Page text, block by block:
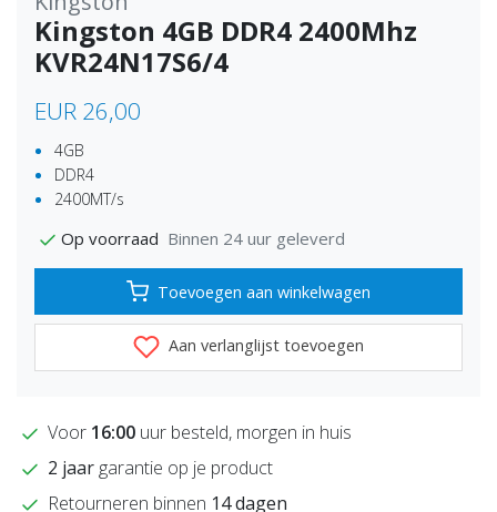
Kingston 4GB DDR4 2400Mhz
KVR24N17S6/4
EUR 26,00
4GB
DDR4
2400MT/s
Op voorraad Binnen 24 uur geleverd
Toevoegen aan winkelwagen
Aan verlanglijst toevoegen
Voor 16:00 uur besteld, morgen in huis
2 jaargarantie op je product
Retourneren binnen 14 dagen